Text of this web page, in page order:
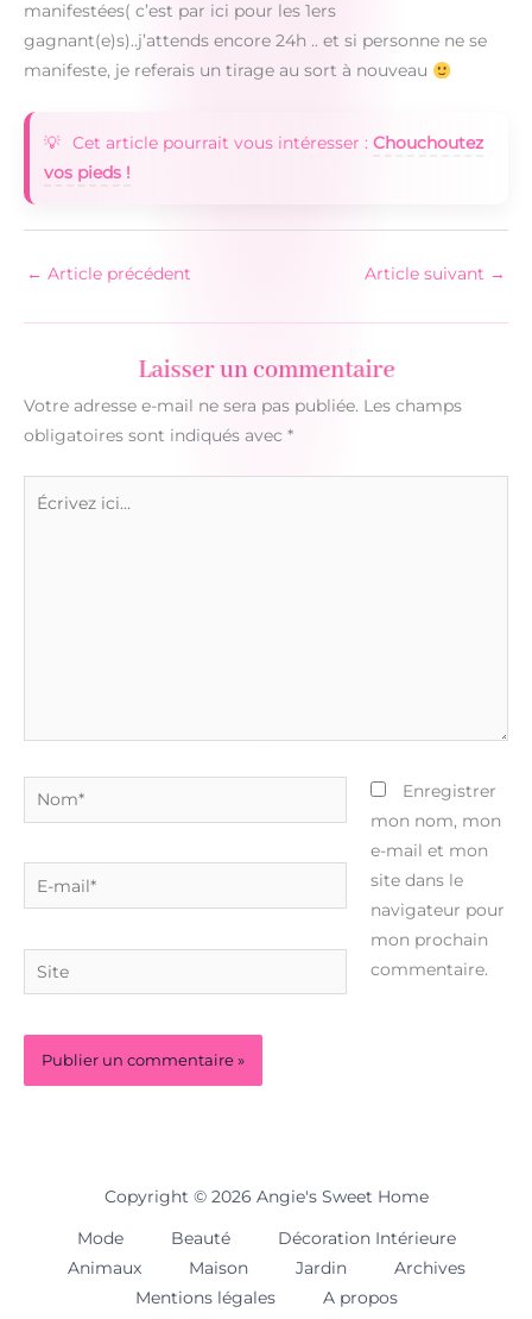
manifestées( c’est par ici pour les 1ers
gagnant(e)s)..j’attends encore 24h .. et si personne ne se
manifeste, je referais un tirage au sort à nouveau
Cet article pourrait vous intéresser : Chouchoutez
vos pieds !
← Article précédent Article suivant →
Laisser un commentaire
Votre adresse e-mail ne sera pas publiée. Les champs
obligatoires sont indiqués avec *
Nom*
E-
mail*
Site
Enregistrer
mon nom, mon
e-mail et mon
site dans le
navigateur pour
mon prochain
commentaire.
Copyright © 2026 Angie's Sweet Home
Mode Beauté
Décoration Intérieure
Animaux
Maison Jardin
Archives
Mentions légales
A propos